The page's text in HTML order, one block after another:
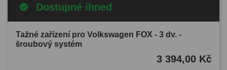
Dostupné ihned
Tažné zařízení pro Volkswagen FOX - 3 dv. -
šroubový systém
3 394,00 Kč